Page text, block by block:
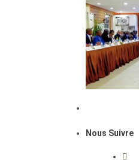
Nous Suivre